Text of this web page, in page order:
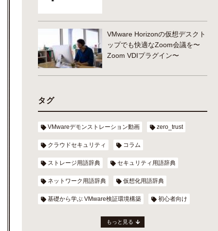
VMware Horizonの仮想デスクト
ップでも快適なZoom会議を〜
Zoom VDIプラグイン〜
タグ
VMwareデモンストレーション動画 zero_trust
クラウドセキュリティ コラム
ストレージ用語辞典 セキュリティ用語辞典
ネットワーク用語辞典 仮想化用語辞典
基礎から学ぶ VMware検証環境構築 初心者向け
もっと見る